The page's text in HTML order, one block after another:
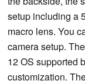
setup including a
macro lens. You
camera setup.
12 OS supported
customization.